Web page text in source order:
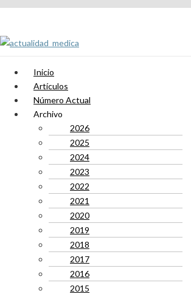
Inicio
Artículos
Número Actual
Archivo
2026
2025
2024
2023
2022
2021
2020
2019
2018
2017
2016
2015